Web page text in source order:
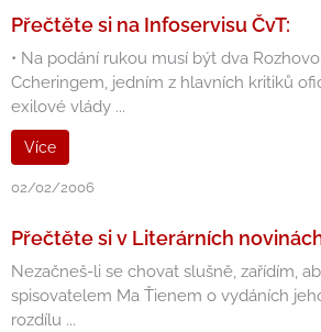
Přečtěte si na Infoservisu ČvT:
• Na podání rukou musí být dva
Ccheringem, jedním z hlavních kritiků
exilové vlády ...
Více
02/02/2006
Přečtěte si v Literárních
Nezačneš-li se chovat slušně, zařídím,
spisovatelem Ma Ťienem o vydáních
rozdílu ...